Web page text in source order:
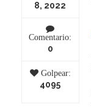
8, 2022
Comentario:
0
Golpear:
4095